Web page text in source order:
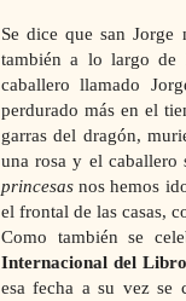
Se dice que san
también a lo largo de
caballero llamado
perdurado más en el
garras del dragón,
una rosa y el caballero
princesas nos hemos
el frontal de las casas,
Como también se
Internacional del
esa fecha a su vez se